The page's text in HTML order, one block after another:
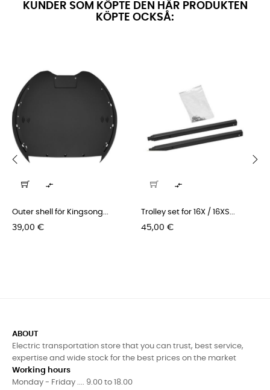
KUNDER SOM KÖPTE DEN HÄR PRODUKTEN
KÖPTE OCKSÅ:

Outer shell för Kingsong...
Pris
39,00 €

Trolley set for 16X / 16XS...
Pris
45,00 €
ABOUT
Electric transportation store that you can trust, best service,
expertise and wide stock for the best prices on the market
Working hours
Monday - Friday .... 9.00 to 18.00